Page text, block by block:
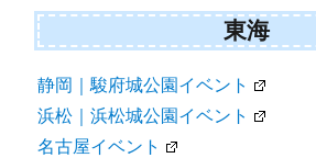
東海
静岡｜駿府城公園イベント
浜松｜浜松城公園イベント
名古屋イベント